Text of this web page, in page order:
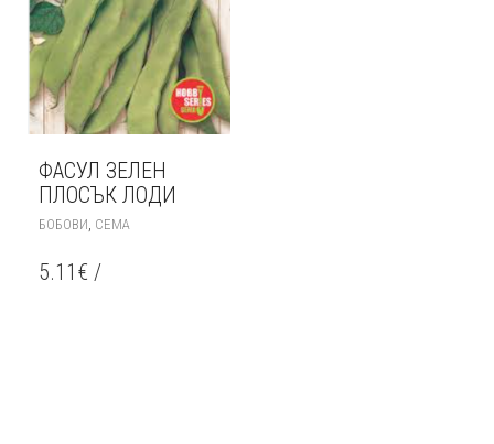
ФАСУЛ ЗЕЛЕН
ПЛОСЪК ЛОДИ
БОБОВИ СЕМА
5.11 € /